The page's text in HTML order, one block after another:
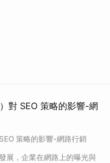
對 SEO 策略的影響-網
策略的影響-網路行銷
展，企業在網路上的曝光與